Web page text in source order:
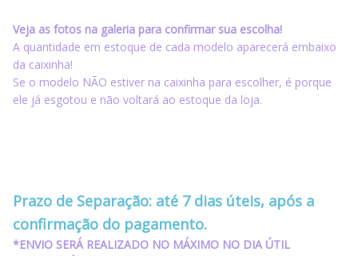
Veja as fotos na galeria para confirmar sua escolha!
A quantidade em estoque de cada modelo aparecerá embaixo
da caixinha!
Se o modelo NÃO estiver na caixinha para escolher, é porque
ele já esgotou e não voltará ao estoque da loja.
Prazo de Separação: até 7 dias úteis, após a
confirmação do pagamento.
*ENVIO SERÁ REALIZADO NO MÁXIMO NO DIA ÚTIL